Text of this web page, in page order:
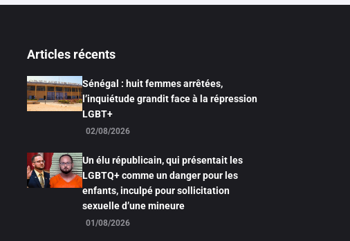
Articles récents
Sénégal : huit femmes arrêtées,
l’inquiétude grandit face à la répression
LGBT+
02/08/2026
Un élu républicain, qui présentait les
LGBTQ+ comme un danger pour les
enfants, inculpé pour sollicitation
sexuelle d’une mineure
01/08/2026